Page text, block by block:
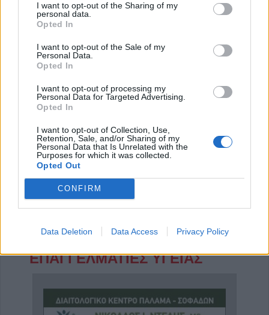
I want to opt-out of the Sharing of my
personal data.
Opted In
I want to opt-out of the Sale of my
Personal Data.
Opted In
I want to opt-out of processing my
Personal Data for Targeted Advertising.
Opted In
I want to opt-out of Collection, Use,
Retention, Sale, and/or Sharing of my
Personal Data that Is Unrelated with the
Purposes for which it was collected.
Opted Out
CONFIRM
Data Deletion Data Access Privacy Policy
εισιτήριό της για το καταληκτικο ματς της διοργάνωσης
που θα διεξαχθεί στις 28 Μαΐου στο Βρότσλαβ, καθώς
που η Μπέτις νίκησε τη Φιορεντίνα με 2-1 στο «Benito
Villamarín» κι απέκτησε ισχνό προβάδισμα ενόψει της
ρεβάνς της επόμενης Πέμπτης (8/5).
Συνδρομή σε αυτήν την τροφοδοσία RSS
Έναρξη Προηγούμενο … 3 4 5
6 7 … Επόμενο Τέλος
ΕΠΑΓΓΕΛΜΑΤΙΕΣ ΥΓΕΙΑΣ